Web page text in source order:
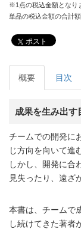
※1点の税込金額となり
単品の税込金額の合計
ポスト
概要 目次
成果を生み出す
チームでの開発に
じ方向を向いて進
しかし、開発に合
見失ったり、遠ざ
本書は、チームで
し続けてきた著者